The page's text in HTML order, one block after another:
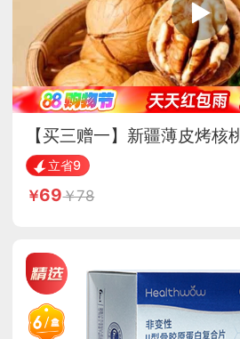
【买三赠一】新疆薄皮烤核
本味）熟核桃 坚果 酥脆可口
立省9
69 78